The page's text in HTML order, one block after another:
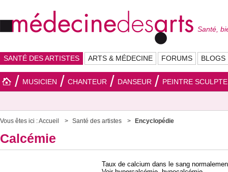
Santé,
SANTÉ DES ARTISTES ARTS & MÉDECINE FORUMS BLOGS
MUSICIEN CHANTEUR DANSEUR PEINTRE
Vous êtes ici :Accueil Santé des artistes Encyclopédie
Calcémie
Taux de calcium dans le sang